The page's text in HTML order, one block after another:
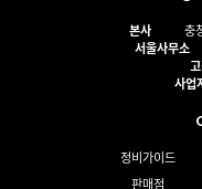
본사
충
서울사무소
사업
정비가이드
판매점